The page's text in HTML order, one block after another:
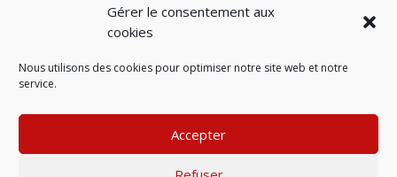
Gérer le consentement aux
cookies
Nous utilisons des cookies pour optimiser notre site web et notre
service.
Accepter
SUIVEZ-NOUS